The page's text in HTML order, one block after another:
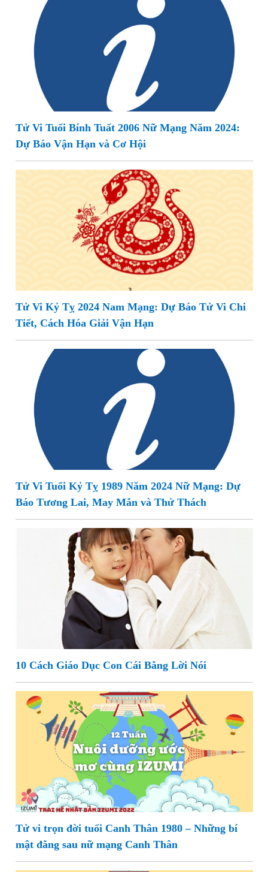
Tử Vi Tuổi Bính Tuất 2006 Nữ Mạng Năm 2024:
Dự Báo Vận Hạn và Cơ Hội
Tử Vi Kỷ Tỵ 2024 Nam Mạng: Dự Báo Tử Vi Chi
Tiết, Cách Hóa Giải Vận Hạn
Tử Vi Tuổi Kỷ Tỵ 1989 Năm 2024 Nữ Mạng: Dự
Báo Tương Lai, May Mắn và Thử Thách
10 Cách Giáo Dục Con Cái Bằng Lời Nói
Tử vi trọn đời tuổi Canh Thân 1980 – Những bí
mật đằng sau nữ mạng Canh Thân